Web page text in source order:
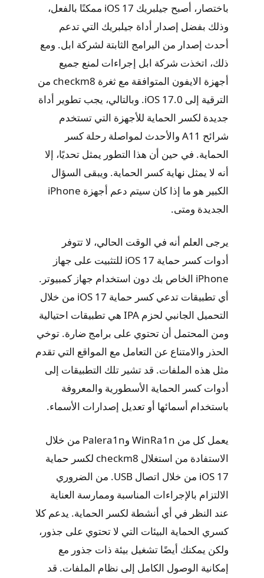
باختصار، أصبح جيلبريك iOS 17 ممكنًا بالفعل،
وذلك بفضل إصدار أداة جيلبريك التي تدعم
أحدث إصدار من البرامج الثابتة لشركة ابل. ومع
ذلك، اتخذت شركة ابل إجراءات لمنع جميع
أجهزة الايفون المتوافقة مع ثغرة checkm8 من
الترقية إلى iOS 17.0. وبالتالي، يجب تطوير أداة
جديدة لكسر الحماية للأجهزة التي تستخدم
شرائح A11 والأحدث لمواصلة رحلة كسر
الحماية. في حين أن هذا التطور يمثل تحديًا، إلا
أنه لا يمثل نهاية كسر الحماية. ويبقى السؤال
الكبير هو ما إذا كان سيتم دعم أجهزة iPhone
الجديدة ومتى.
يرجى العلم أنه في الوقت الحالي، لا تتوفر
أدوات كسر حماية iOS 17 للتثبيت على جهاز
iPhone الخاص بك دون استخدام جهاز كمبيوتر.
أي تطبيقات تدعي كسر حماية iOS 17 من خلال
التحميل الجانبي لحزم IPA هي تطبيقات احتيالية
ومن المحتمل أن تحتوي على برامج ضارة. توخي
الحذر والامتناع عن التعامل مع المواقع التي تقدم
مثل هذه الملفات. قد تشير تلك التطبيقات إلى
أدوات كسر الحماية الأسطورية والمعروفة
باستخدام أسمائها أو تعديل إصدارات الأسماء.
يعمل كل من WinRa1n وPalera1n من خلال
الاستفادة من استغلال checkm8 لكسر حماية
iOS 17 من خلال اتصال USB. من الضروري
الالتزام بالإجراءات المناسبة وممارسة العناية
عند النظر في أي أنشطة لكسر الحماية. يدعم كلا
كسري الحماية البيئات التي لا تحتوي على جذور،
ولكن يمكنك أيضًا تشغيل بيئة ذات جذور مع
إمكانية الوصول الكامل إلى نظام الملفات. قد